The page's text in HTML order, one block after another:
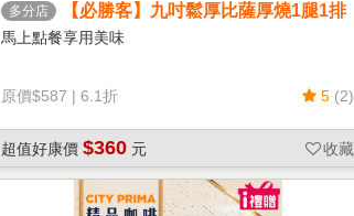
多分店
【必勝客】九吋鬆厚比薩厚燒1腿1排
套餐 享樂券
馬上點餐享用美味
原價$587 | 6.1折 5 (2)
超值好康價 $360 元 收藏